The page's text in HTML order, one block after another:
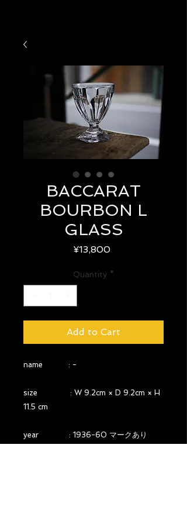
BACCARAT
BOURBON L
GLASS
¥13,800Price
Quantity *
Add to Cart
name : -
size : W 9.2cm × D 9.2cm × H
11.5 cm
year : 1936-60 マークあり